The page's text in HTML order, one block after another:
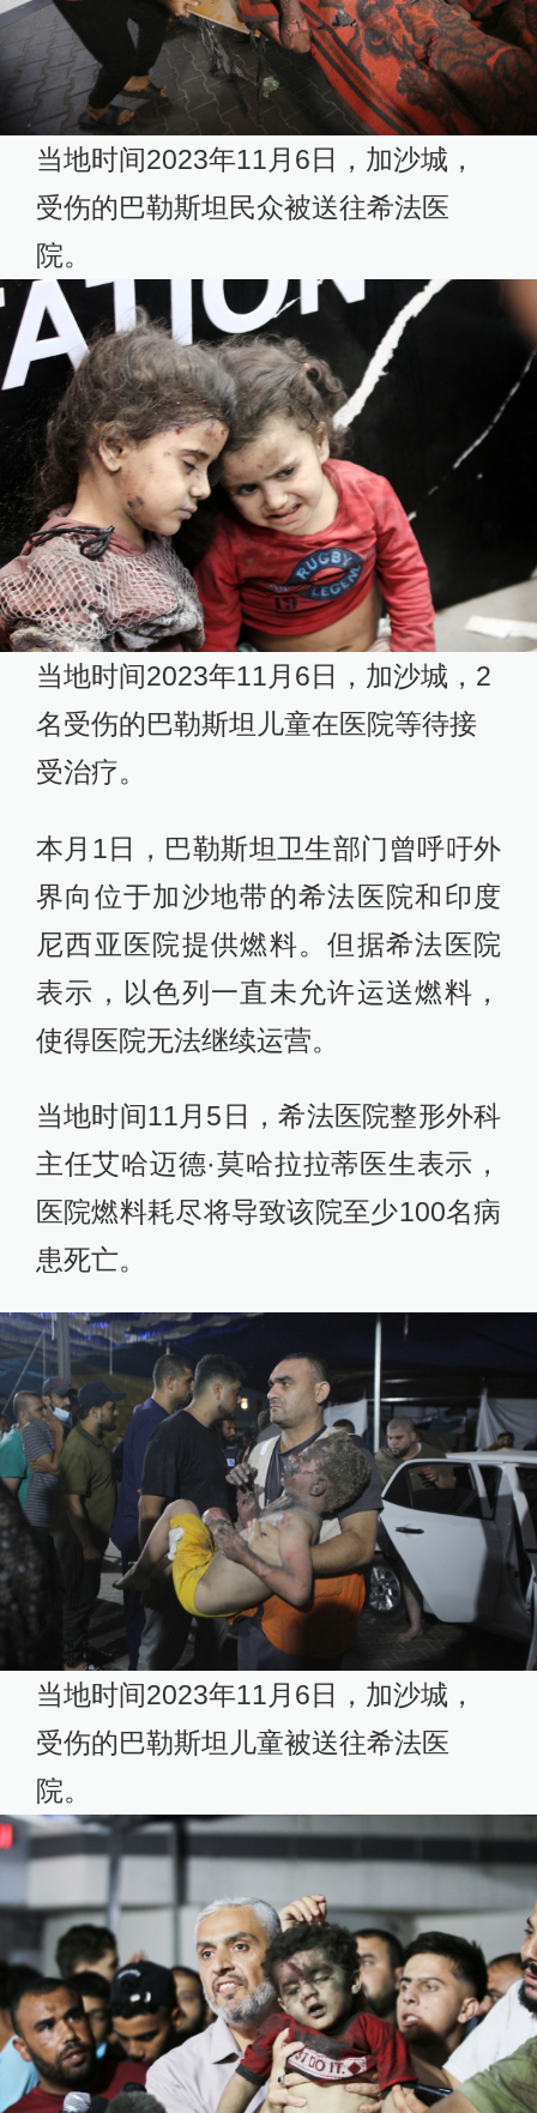
当地时间2023年11月6日，加沙城，
受伤的巴勒斯坦民众被送往希法医
院。
当地时间2023年11月6日，加沙城，2
名受伤的巴勒斯坦儿童在医院等待接
受治疗。
本月1日，巴勒斯坦卫生部门曾呼吁外
界向位于加沙地带的希法医院和印度
尼西亚医院提供燃料。但据希法医院
表示，以色列一直未允许运送燃料，
使得医院无法继续运营。
当地时间11月5日，希法医院整形外科
主任艾哈迈德·莫哈拉拉蒂医生表示，
医院燃料耗尽将导致该院至少100名病
患死亡。
当地时间2023年11月6日，加沙城，
受伤的巴勒斯坦儿童被送往希法医
院。